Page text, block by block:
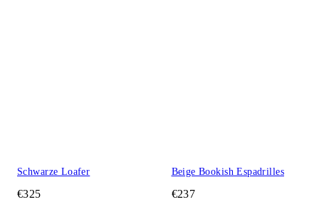
Schwarze Loafer
€325
Beige Bookish Espadrilles
€237